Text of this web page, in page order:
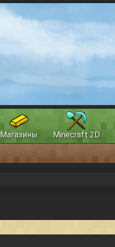
Магазины Minecraft 2D